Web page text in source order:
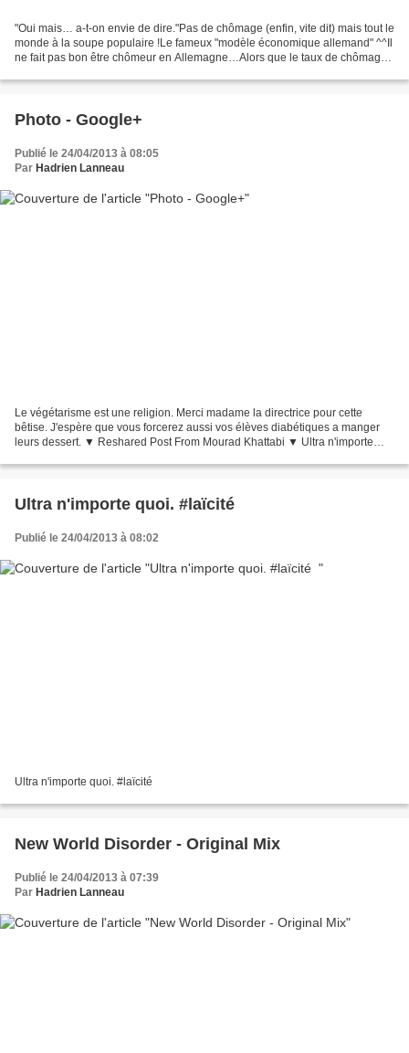
"Oui mais… a-t-on envie de dire."Pas de chômage (enfin, vite dit) mais tout le
monde à la soupe populaire !Le fameux "modèle économique allemand" ^^Il
ne fait pas bon être chômeur en Allemagne…Alors que le taux de chômage
Photo - Google+
Publié le 24/04/2013 à 08:05
Par Hadrien Lanneau
Le végétarisme est une religion. Merci madame la directrice pour cette
bêtise. J'espère que vous forcerez aussi vos élèves diabétiques a manger
leurs dessert. ▼ Reshared Post From Mourad Khattabi ▼ Ultra n'importe
Ultra n'importe quoi. #laïcité
Publié le 24/04/2013 à 08:02
Ultra n'importe quoi. #laïcité
New World Disorder - Original Mix
Publié le 24/04/2013 à 07:39
Par Hadrien Lanneau